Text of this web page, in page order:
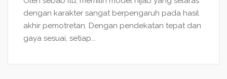
dengan karakter sangat berpengaruh pada hasil
akhir pemotretan. Dengan pendekatan tepat dan
gaya sesuai, setiap...